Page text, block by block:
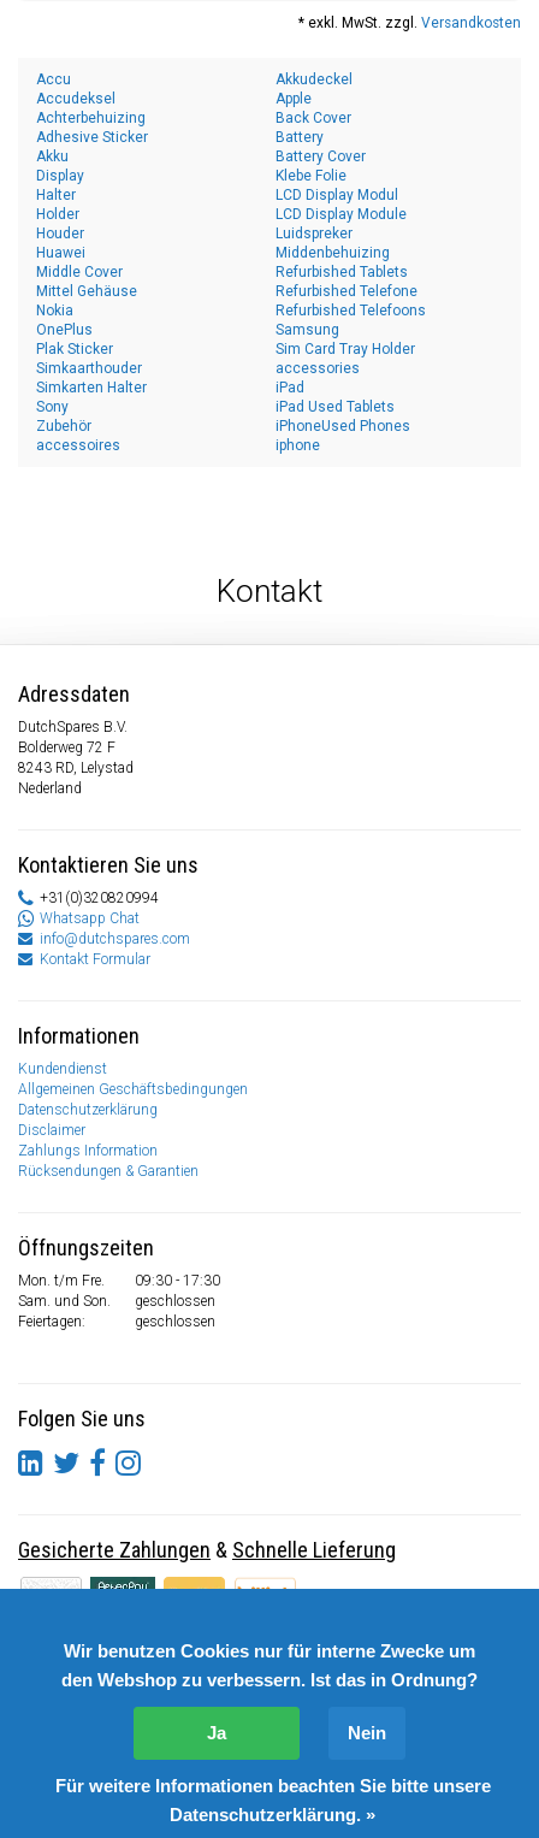
* exkl. MwSt. zzgl. Versandkosten
Accu
Accudeksel
Achterbehuizing
Adhesive Sticker
Akku
Akkudeckel
Apple
Back Cover
Battery
Battery Cover
Display
Halter
Holder
Houder
Huawei
Klebe Folie
LCD Display Modul
LCD Display Module
Luidspreker
Middenbehuizing
Middle Cover
Mittel Gehäuse
Nokia
OnePlus
Plak Sticker
Refurbished Tablets
Refurbished Telefone
Refurbished Telefoons
Samsung
Sim Card Tray Holder
Simkaarthouder
Simkarten Halter
Sony
Zubehör
accessoires
accessories
iPad
iPad Used Tablets
iPhoneUsed Phones
iphone
Kontakt
Adressdaten
DutchSpares B.V.
Bolderweg 72 F
8243 RD, Lelystad
Nederland
Kontaktieren Sie uns
+31(0)320820994
Whatsapp Chat
info@dutchspares.com
Kontakt Formular
Informationen
Kundendienst
Allgemeinen Geschäftsbedingungen
Datenschutzerklärung
Disclaimer
Zahlungs Information
Rücksendungen & Garantien
Öffnungszeiten
Mon. t/m Fre.
09:30 - 17:30
Sam. und Son.
geschlossen
Feiertagen:
geschlossen
Folgen Sie uns
Gesicherte Zahlungen & Schnelle Lieferung
© Copyright 2026 DutchSpares B.V. - Design byWebdinge.nl
DutchSpares B.V. word beoordeeld met: 9,9/10 (2541
Wir benutzen Cookies nur für interne Zwecke um
den Webshop zu verbessern. Ist das in Ordnung?
Ja Nein
Für weitere Informationen beachten Sie bitte unsere
Datenschutzerklärung. »